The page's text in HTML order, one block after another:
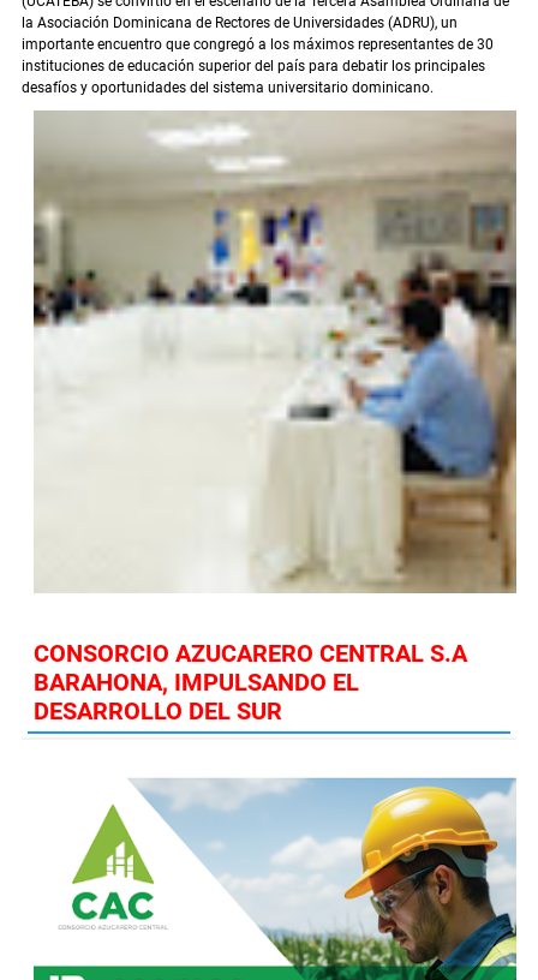
la Asociación Dominicana de Rectores de Universidades (ADRU), un
importante encuentro que congregó a los máximos representantes de 30
instituciones de educación superior del país para debatir los principales
desafíos y oportunidades del sistema universitario dominicano.
CONSORCIO AZUCARERO CENTRAL S.A
BARAHONA, IMPULSANDO EL
DESARROLLO DEL SUR